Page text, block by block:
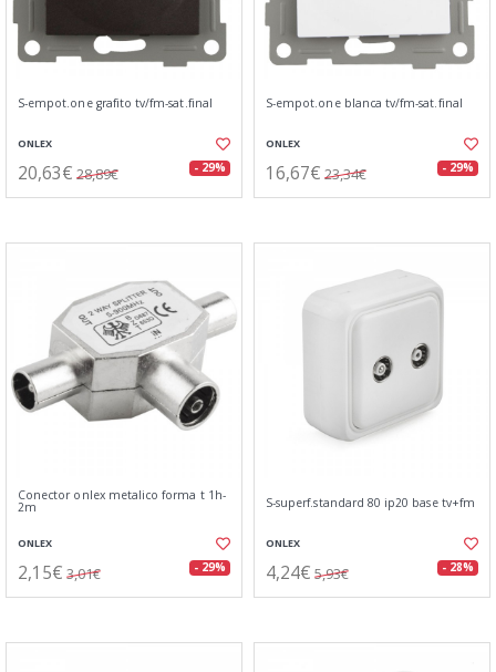
S-empot.one grafito tv/fm-sat.final
ONLEX
20,63€ 28,89€ - 29%
S-empot.one blanca tv/fm-sat.final
ONLEX
16,67€ 23,34€ - 29%
Conector onlex metalico forma t 1h-
2m
ONLEX
2,15€ 3,01€ - 29%
S-superf.standard 80 ip20 base tv+fm
ONLEX
4,24€ 5,93€ - 28%